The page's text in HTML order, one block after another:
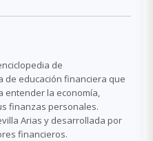
de
de educación financiera que
entender la economía,
finanzas personales.
Arias y desarrollada por
financieros.